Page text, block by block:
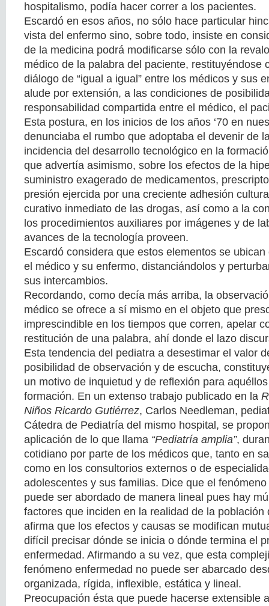
hospitalismo, podía hacer correr a los pacientes.
Escardó en esos años, no sólo hace particular
vista del enfermo sino, sobre todo, insiste en
de la medicina podrá modificarse sólo con la
médico de la palabra del paciente, restituyéndose
diálogo de “igual a igual” entre los médicos y sus
alude por extensión, a las condiciones de
responsabilidad compartida entre el médico, el
Esta postura, en los inicios de los años ‘70 en
denunciaba el rumbo que adoptaba el devenir de
incidencia del desarrollo tecnológico en la
que advertía asimismo, sobre los efectos de la
suministro exagerado de medicamentos,
presión ejercida por una creciente adhesión
curativo inmediato de las drogas, así como a la
los procedimientos auxiliares por imágenes y de
avances de la tecnología proveen.
Escardó considera que estos elementos se
el médico y su enfermo, distanciándolos y
sus intercambios.
Recordando, como decía más arriba, la
médico se ofrece a sí mismo en el objeto que
imprescindible en los tiempos que corren, apelar
restitución de una palabra, ahí donde el lazo
Esta tendencia del pediatra a desestimar el valor
posibilidad de observación y de escucha,
un motivo de inquietud y de reflexión para
formación. En un extenso trabajo publicado en la
Niños Ricardo Gutiérrez, Carlos Needleman,
Cátedra de Pediatría del mismo hospital, se
aplicación de lo que llama “Pediatría amplia”,
cotidiano por parte de los médicos que, tanto en
como en los consultorios externos o de
adolescentes y sus familias. Dice que el
puede ser abordado de manera lineal pues hay
factores que inciden en la realidad de la población
afirma que los efectos y causas se modifican
difícil precisar dónde se inicia o dónde termina el
enfermedad. Afirmando a su vez, que esta
fenómeno enfermedad no puede ser abarcado
organizada, rígida, inflexible, estática y lineal.
Preocupación ésta que puede hacerse extensible